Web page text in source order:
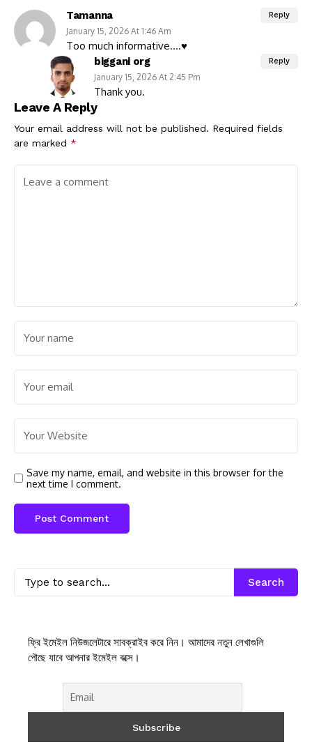
Tamanna
January 15, 2026 At 1:46 Am
Too much informative….♥️
Reply
biggani org
January 15, 2026 At 2:45 Pm
Thank you.
Reply
Leave A Reply
Your email address will not be published. Required fields
are marked *
Save my name, email, and website in this browser for the
next time I comment.
Search
ফ্রি ইমেইল নিউজলেটারে সাবক্রাইব করে নিন। আমাদের নতুন লেখাগুলি
পৌছে যাবে আপনার ইমেইল বক্সে।